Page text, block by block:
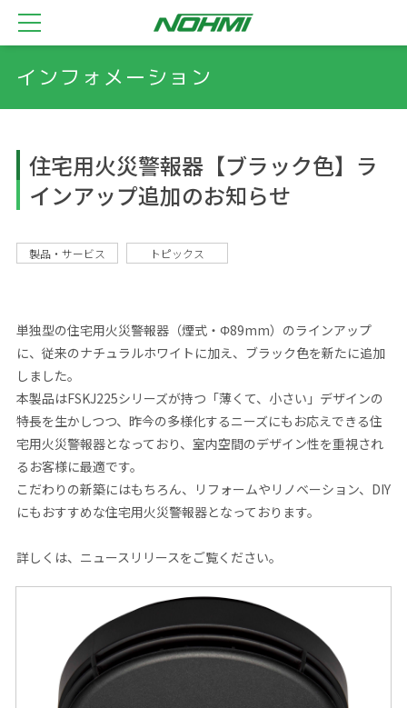
インフォメーション
住宅用火災警報器【ブラック色】ラ
インアップ追加のお知らせ
製品・サービス トピックス
単独型の住宅用火災警報器（煙式・Φ89mm）のラインアップ
に、従来のナチュラルホワイトに加え、ブラック色を新たに追加
しました。
本製品はFSKJ225シリーズが持つ「薄くて、小さい」デザインの
特長を生かしつつ、昨今の多様化するニーズにもお応えできる住
宅用火災警報器となっており、室内空間のデザイン性を重視され
るお客様に最適です。
こだわりの新築にはもちろん、リフォームやリノベーション、DIY
にもおすすめな住宅用火災警報器となっております。
詳しくは、ニュースリリースをご覧ください。